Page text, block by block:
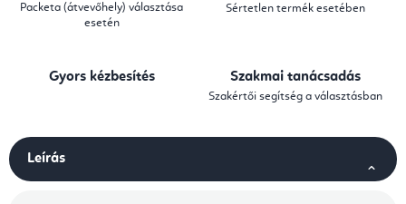
Packeta (átvevőhely) választása
esetén
Sértetlen termék esetében
Gyors kézbesítés Szakmai tanácsadás
Szakértői segítség a választásban
Leírás